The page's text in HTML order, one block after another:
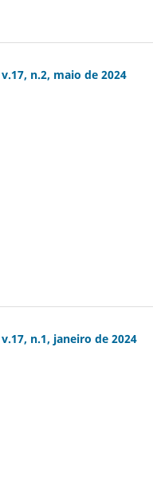
v.17, n.2, maio de 2024
v.17, n.1, janeiro de 2024